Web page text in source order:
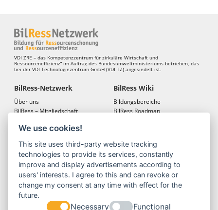
We use cookies!
This site uses third-party website tracking
technologies to provide its services, constantly
improve and display advertisements according to
users' interests. I agree to this and can revoke or
change my consent at any time with effect for the
future.
Necessary Functional
VDI ZRE – das Kompetenzzentrum für zirkuläre Wirtschaft und
Ressourceneffizienz“ im Auftrag des Bundesumweltministeriums betrieben, das
bei der VDI Technologiezentrum GmbH (VDI TZ) angesiedelt ist.
BilRess-Netzwerk
Über uns
BilRess – Mitgliedschaft
BilRess Wiki
Bildungsbereiche
BilRess Roadmap
BilRess Module
Jugend forscht
Reallabor
Lernspiele
Außerschulische
Ressourcenbildung
Projekte
BilRess-Projekt
LehrRess
RessKoRo
BilRess II